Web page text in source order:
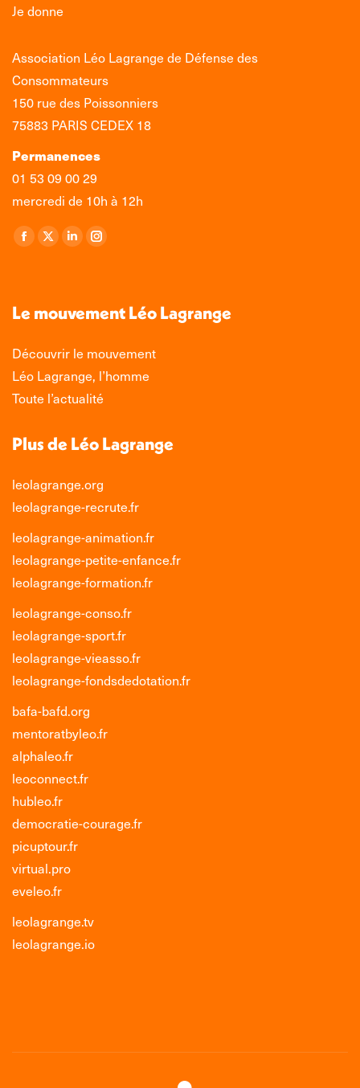
Je donne
Association Léo Lagrange de Défense des
Consommateurs
150 rue des Poissonniers
75883 PARIS CEDEX 18
Permanences
01 53 09 00 29
mercredi de 10h à 12h
Retrouvez-nous sur :
La
s'ouvre
une
nouvelle
fenêtre
La
s'ouvre
une
fenêtre
La
s'ouvre
une
nouvelle
fenêtre
La
s'ouvre
une
nouvelle
fenêtre
Le mouvement Léo Lagrange
Découvrir le mouvement
Léo Lagrange, l’homme
Toute l’actualité
Plus de Léo Lagrange
leolagrange.org
leolagrange-recrute.fr
leolagrange-animation.fr
leolagrange-petite-enfance.fr
leolagrange-formation.fr
leolagrange-conso.fr
leolagrange-sport.fr
leolagrange-vieasso.fr
leolagrange-fondsdedotation.fr
bafa-bafd.org
mentoratbyleo.fr
alphaleo.fr
leoconnect.fr
hubleo.fr
democratie-courage.fr
picuptour.fr
virtual.pro
eveleo.fr
leolagrange.tv
leolagrange.io